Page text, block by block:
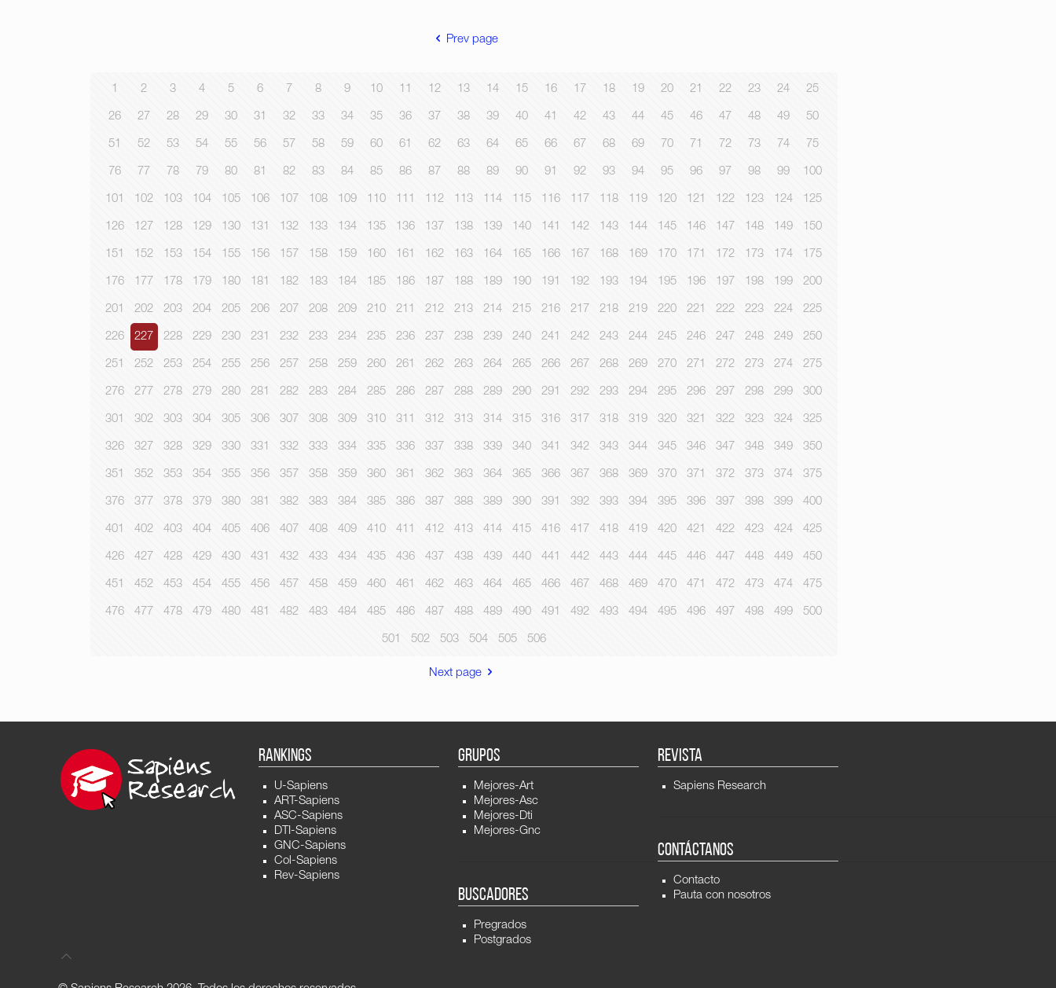
Prev page
1 2 3 4 5 6 7 8 9 10 11 12 13 14 15 16 17 18 19 20 21 22 23 24 25
26 27 28 29 30 31 32 33 34 35 36 37 38 39 40 41 42 43 44 45 46 47 48 49 50
51 52 53 54 55 56 57 58 59 60 61 62 63 64 65 66 67 68 69 70 71 72 73 74 75
76 77 78 79 80 81 82 83 84 85 86 87 88 89 90 91 92 93 94 95 96 97 98 99 100
101 102 103 104 105 106 107 108 109 110 111 112 113 114 115 116 117 118 119 120 121 122 123 124 125
126 127 128 129 130 131 132 133 134 135 136 137 138 139 140 141 142 143 144 145 146 147 148 149 150
151 152 153 154 155 156 157 158 159 160 161 162 163 164 165 166 167 168 169 170 171 172 173 174 175
176 177 178 179 180 181 182 183 184 185 186 187 188 189 190 191 192 193 194 195 196 197 198 199 200
201 202 203 204 205 206 207 208 209 210 211 212 213 214 215 216 217 218 219 220 221 222 223 224 225
226 227 228 229 230 231 232 233 234 235 236 237 238 239 240 241 242 243 244 245 246 247 248 249 250
251 252 253 254 255 256 257 258 259 260 261 262 263 264 265 266 267 268 269 270 271 272 273 274 275
276 277 278 279 280 281 282 283 284 285 286 287 288 289 290 291 292 293 294 295 296 297 298 299 300
301 302 303 304 305 306 307 308 309 310 311 312 313 314 315 316 317 318 319 320 321 322 323 324 325
326 327 328 329 330 331 332 333 334 335 336 337 338 339 340 341 342 343 344 345 346 347 348 349 350
351 352 353 354 355 356 357 358 359 360 361 362 363 364 365 366 367 368 369 370 371 372 373 374 375
376 377 378 379 380 381 382 383 384 385 386 387 388 389 390 391 392 393 394 395 396 397 398 399 400
401 402 403 404 405 406 407 408 409 410 411 412 413 414 415 416 417 418 419 420 421 422 423 424 425
426 427 428 429 430 431 432 433 434 435 436 437 438 439 440 441 442 443 444 445 446 447 448 449 450
451 452 453 454 455 456 457 458 459 460 461 462 463 464 465 466 467 468 469 470 471 472 473 474 475
476 477 478 479 480 481 482 483 484 485 486 487 488 489 490 491 492 493 494 495 496 497 498 499 500
501 502 503 504 505 506
Next page
RANKINGS
U-Sapiens
ART-Sapiens
ASC-Sapiens
DTI-Sapiens
GNC-Sapiens
Col-Sapiens
Rev-Sapiens
GRUPOS
Mejores-Art
Mejores-Asc
Mejores-Dti
Mejores-Gnc
BUSCADORES
Pregrados
Postgrados
REVISTA
Sapiens Research
CONTÁCTANOS
Contacto
Pauta con nosotros